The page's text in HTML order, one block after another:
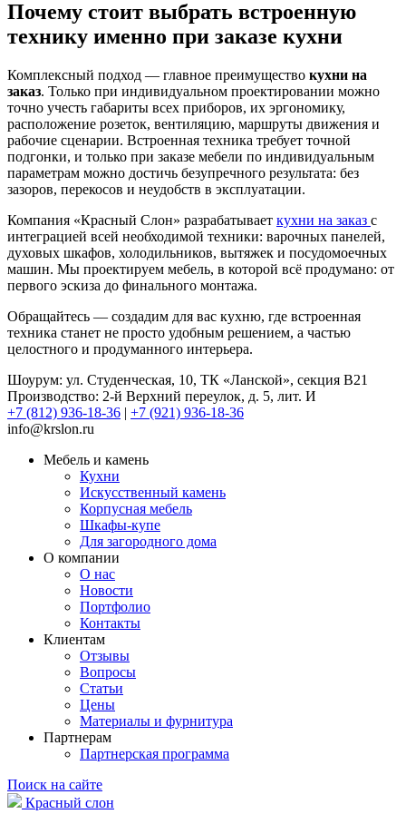
Почему стоит выбрать встроенную
технику именно при заказе кухни
Комплексный подход — главное преимущество кухни на
заказ. Только при индивидуальном проектировании можно
точно учесть габариты всех приборов, их эргономику,
расположение розеток, вентиляцию, маршруты движения и
рабочие сценарии. Встроенная техника требует точной
подгонки, и только при заказе мебели по индивидуальным
параметрам можно достичь безупречного результата: без
зазоров, перекосов и неудобств в эксплуатации.
Компания «Красный Слон» разрабатывает кухни на заказ с
интеграцией всей необходимой техники: варочных панелей,
духовых шкафов, холодильников, вытяжек и посудомоечных
машин. Мы проектируем мебель, в которой всё продумано: от
первого эскиза до финального монтажа.
Обращайтесь — создадим для вас кухню, где встроенная
техника станет не просто удобным решением, а частью
целостного и продуманного интерьера.
Шоурум: ул. Студенческая, 10, ТК «Ланской», секция В21
Производство: 2-й Верхний переулок, д. 5, лит. И
+7 (812) 936-18-36 | +7 (921) 936-18-36
info@krslon.ru
Мебель и камень
Кухни
Искусственный камень
Корпусная мебель
Шкафы-купе
Для загородного дома
О компании
О нас
Новости
Портфолио
Контакты
Клиентам
Отзывы
Вопросы
Статьи
Цены
Материалы и фурнитура
Партнерам
Партнерская программа
Поиск на сайте
Красный слон